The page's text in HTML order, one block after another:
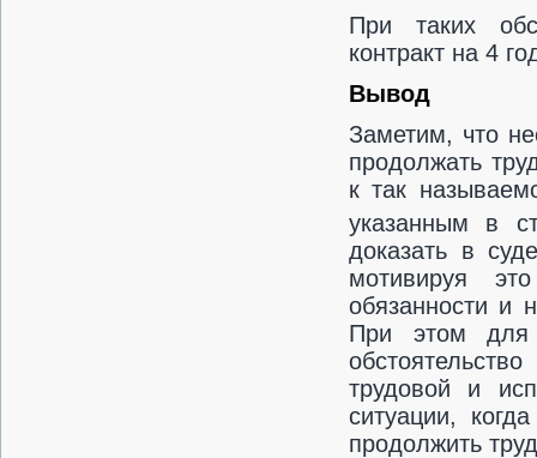
При таких
контракт на 4
Вывод
Заметим, что
продолжать
к так
указанным в
доказать в
мотивируя
обязанности и
При этом
трудовой и
ситуации,
продолжить